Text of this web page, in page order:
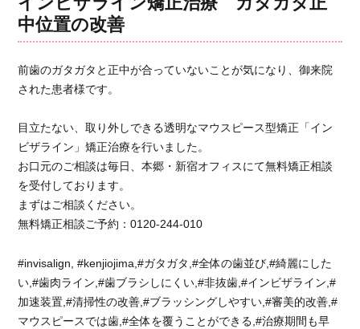
ー
で、
で
素
写
が
す。
本
当
に
中位置の改善
前歯のガタガタと正中が合っていないことが気になり、御来院
された患者様です。
目立たない、取り外しできる透明なマウスピース型矯正「イン
ビザライン」矯正治療を行いました。
お口元のご相談は毎日、本郷・新宿オフィスにて無料矯正相談
を受付しております。
まずはご相談ください。
無料矯正相談ご予約：0120-244-010
#invisalign, #kenjiojima,#ガタガタ,#全体の歯並び,#綺麗にした
い,#歯肉ライン,#歯ブラシしにくい,#非抜歯,#インビザライン,#
加速装置,#清掃性の改善,#ブラッシングしやすい,#審美的改善,#
マウスピースでは歯,#全体を覆うことができる,#治療期間も早